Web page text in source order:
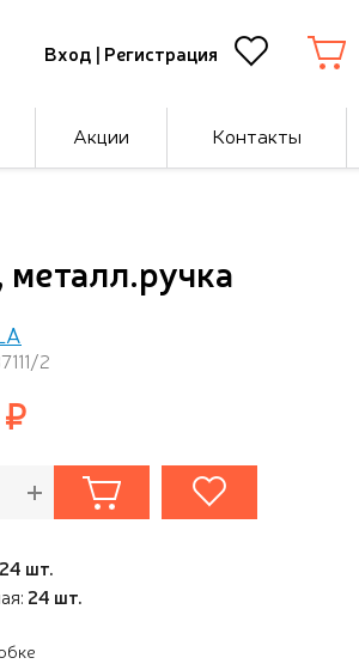
Вход | Регистрация
Акции Контакты
2
шт.
24 шт.